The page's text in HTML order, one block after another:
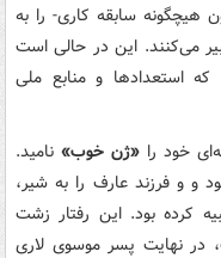
هیچگونه سابقه کاری- را به
می‌کنند. این در حالی است
استعدادها و منابع ملی
خود را«ژن خوب» نامید.
و و فرزند عارف را به شیر،
کرده بود. این رفتار زشت
در نهایت پسر موسوی لاری